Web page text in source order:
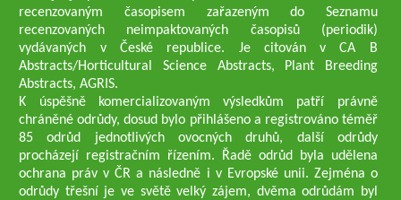
recenzovaným časopisem zařazeným do Seznamu
recenzovaných neimpaktovaných časopisů (periodik)
vydávaných v České republice. Je citován v CA B
Abstracts/Horticultural Science Abstracts, Plant Breeding
Abstracts, AGRIS.
K úspěšně komercializovaným výsledkům patří právně
chráněné odrůdy, dosud bylo přihlášeno a registrováno téměř
85 odrůd jednotlivých ovocných druhů, další odrůdy
procházejí registračním řízením. Řadě odrůd byla udělena
ochrana práv v ČR a následně i v Evropské unii. Zejména o
odrůdy třešní je ve světě velký zájem, dvěma odrůdám byl